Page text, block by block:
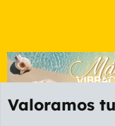
Valoramos